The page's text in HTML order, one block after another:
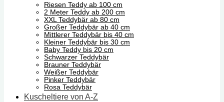
Riesen Teddy ab 100 cm
2 Meter Teddy ab 200 cm
XXL Teddybär ab 80 cm
Großer Teddybär ab 40 cm
Mittlerer Teddybär bis 40 cm
Kleiner Teddybär bis 30 cm
Baby Teddy bis 20 cm
Schwarzer Teddybär
Brauner Teddybär
Weißer Teddybär
Pinker Teddybär
Rosa Teddybär
Kuscheltiere von A-Z